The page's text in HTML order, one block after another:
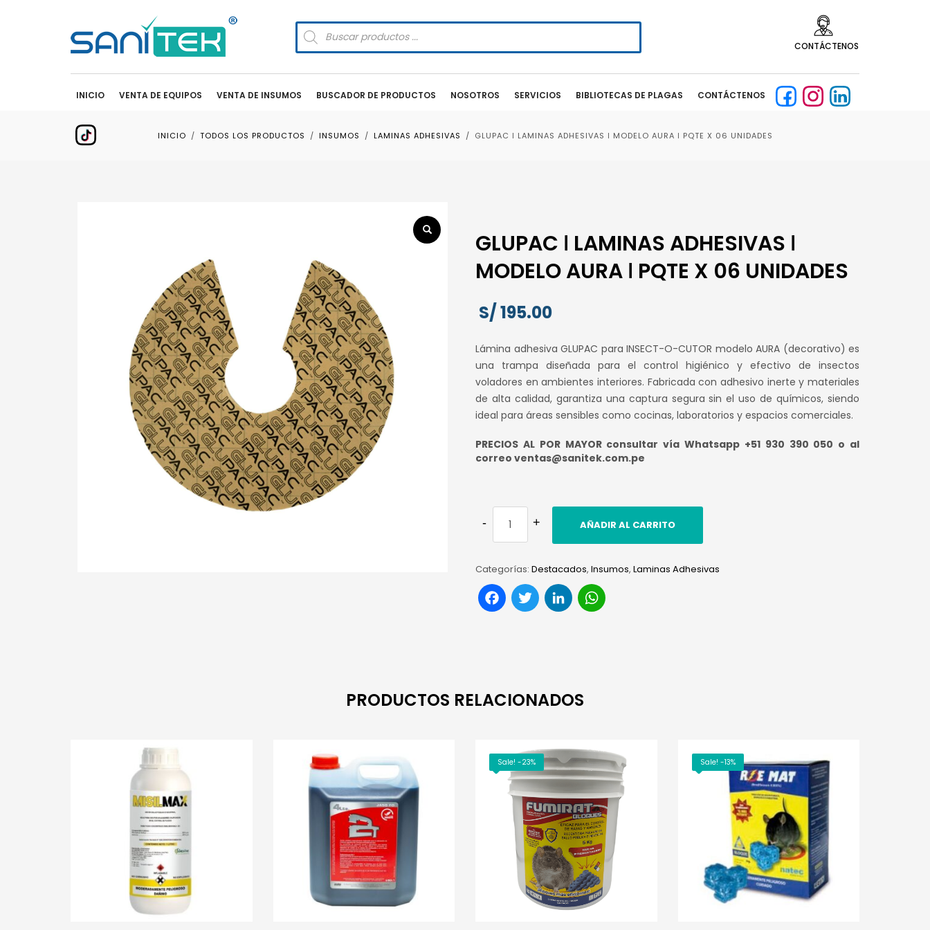
Búsqueda
de
productos CONTÁCTENOS
INICIO VENTA DE EQUIPOS VENTA DE INSUMOS BUSCADOR DE PRODUCTOS NOSOTROS SERVICIOS BIBLIOTECAS DE PLAGAS CONTÁCTENOS
INICIO TODOS LOS PRODUCTOS INSUMOS LAMINAS ADHESIVAS GLUPAC ǀ LAMINAS ADHESIVAS ǀ MODELO AURA ǀ PQTE X 06 UNIDADES
GLUPAC ǀ LAMINAS ADHESIVAS ǀ
MODELO AURA ǀ PQTE X 06 UNIDADES
S/195.00
Lámina adhesiva GLUPAC para INSECT-O-CUTOR modelo AURA (decorativo) es
una trampa diseñada para el control higiénico y efectivo de insectos
voladores en ambientes interiores. Fabricada con adhesivo inerte y materiales
de alta calidad, garantiza una captura segura sin el uso de químicos, siendo
ideal para áreas sensibles como cocinas, laboratorios y espacios comerciales.
PRECIOS AL POR MAYOR consultar vía Whatsapp +51 930 390 050 o al
correo ventas@sanitek.com.pe
AÑADIR AL CARRITO
Categorías: Destacados, Insumos, Laminas Adhesivas
Facebook
TwitterLinkedIn
PRODUCTOS RELACIONADOS
Sale! -23% Sale! -13%